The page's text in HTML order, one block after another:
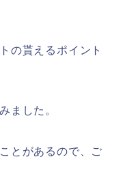
の貰えるポイント
ました。
とがあるので、ご